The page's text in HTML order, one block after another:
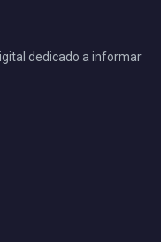
dedicado a informar